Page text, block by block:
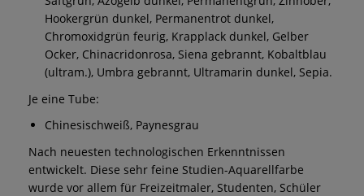
Hookergrün dunkel, Permanentrot dunkel,
Chromoxidgrün feurig, Krapplack dunkel, Gelber
Ocker, Chinacridonrosa, Siena gebrannt, Kobaltblau
(ultram.), Umbra gebrannt, Ultramarin dunkel, Sepia.
Je eine Tube:
Chinesischweiß, Paynesgrau
Nach neuesten technologischen Erkenntnissen
entwickelt. Diese sehr feine Studien-Aquarellfarbe
wurde vor allem für Freizeitmaler, Studenten, Schüler